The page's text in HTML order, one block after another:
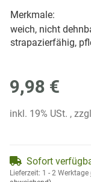
Merkmale:
weich, nicht
strapazierfähig,
9,98 €
inkl. 19% USt. ,
Sofort
Lieferzeit: 1 - 2 Werktage